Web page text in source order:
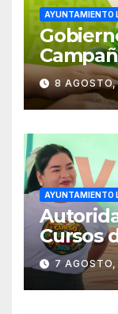
AYUNTAMIENTO
8
AYUNTAMIENTO
Cursos
Cultura
7